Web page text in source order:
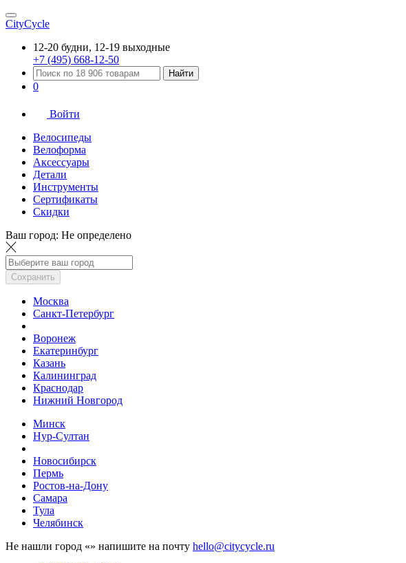
CityCycle
12-20 будни, 12-19 выходные
+7 (495) 668-12-50
Найти
0
Войти
Велосипеды
Велоформа
Аксессуары
Детали
Инструменты
Сертификаты
Скидки
Ваш город: Не определено
Сохранить
Москва
Санкт-Петербург
Воронеж
Екатеринбург
Казань
Калининград
Краснодар
Нижний Новгород
Минск
Нур-Султан
Новосибирск
Пермь
Ростов-на-Дону
Самара
Тула
Челябинск
Не нашли город «» напишите на почту hello@citycycle.ru